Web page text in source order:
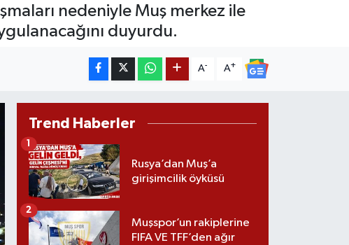
nedeniyle Muş merkez ile
duyurdu.
A- A+
Trend Haberler
Rusya’dan Muş’a
girişimcilik öyküsü
1
Muşspor’un rakiplerine
FIFA VE TFF’den ağır
2